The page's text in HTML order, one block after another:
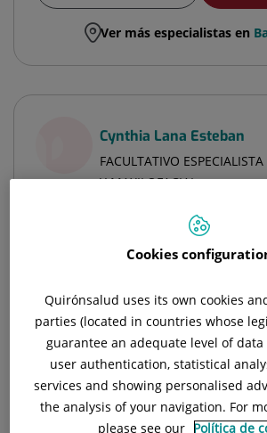
Ver más especialistas en
Cynthia Lana Esteban
FACULTATIVO
Y MAXILOFACIAL
Centre Mèdic l'Eixample Sagrat
Hospital de Día Quirónsalud
Cookies
Quirónsalud uses its own cookies
parties (located in countries whose
guarantee an adequate level of
user authentication, statistical
services and showing personalised
the analysis of your navigation. For
please see our Política de